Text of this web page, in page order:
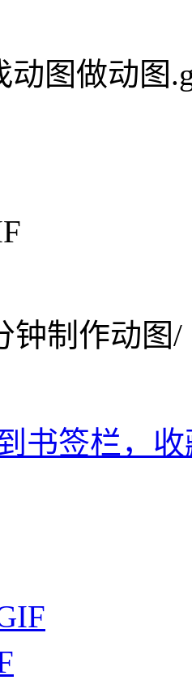
动图做动图
钟制作动图/
书签栏，